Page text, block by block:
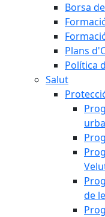
Borsa
Plans
Política
Salut
de